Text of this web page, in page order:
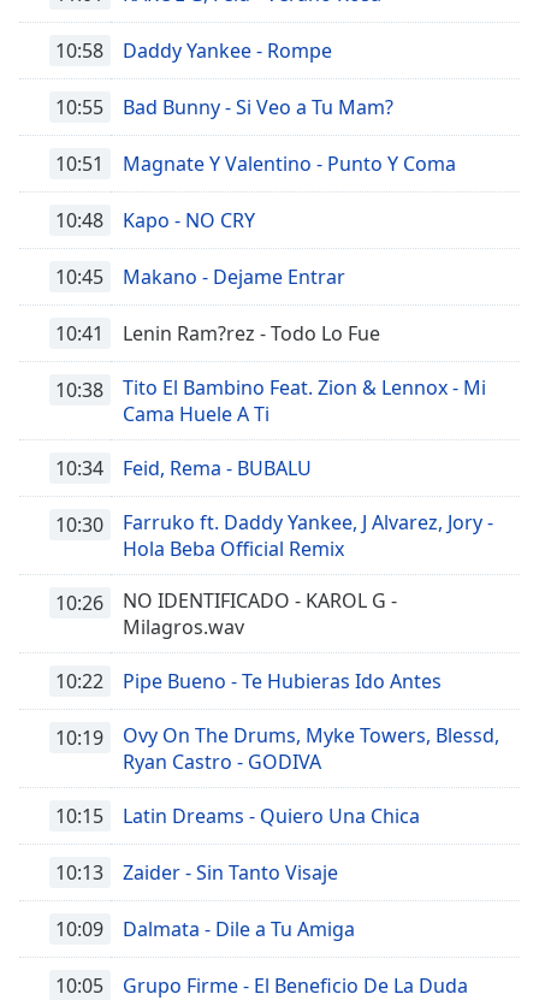
10:58 Daddy Yankee - Rompe
10:55 Bad Bunny - Si Veo a Tu Mam?
10:51 Magnate Y Valentino - Punto Y Coma
10:48 Kapo - NO CRY
10:45 Makano - Dejame Entrar
10:41 Lenin Ram?rez - Todo Lo Fue
10:38
Tito El Bambino Feat. Zion & Lennox - Mi
Cama Huele A Ti
10:34 Feid, Rema - BUBALU
10:30
Farruko ft. Daddy Yankee, J Alvarez, Jory -
Hola Beba Official Remix
10:26
NO IDENTIFICADO - KAROL G -
Milagros.wav
10:22 Pipe Bueno - Te Hubieras Ido Antes
10:19
Ovy On The Drums, Myke Towers, Blessd,
Ryan Castro - GODIVA
10:15 Latin Dreams - Quiero Una Chica
10:13 Zaider - Sin Tanto Visaje
10:09 Dalmata - Dile a Tu Amiga
10:05 Grupo Firme - El Beneficio De La Duda